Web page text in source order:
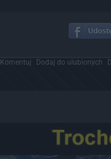
Komentuj Dodaj do ulubionych